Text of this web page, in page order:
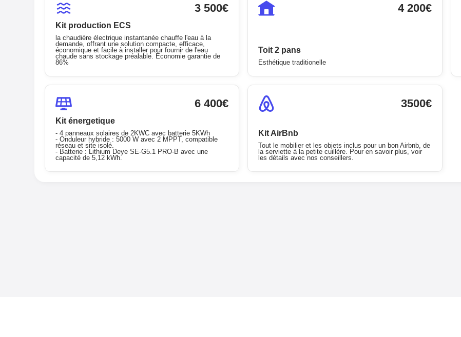
3 500€
Kit production ECS
la chaudière électrique instantanée chauffe l'eau à la
demande, offrant une solution compacte, efficace,
économique et facile à installer pour fournir de l'eau
chaude sans stockage préalable. Économie garantie de
86%
4 200€
Toit 2 pans
Esthétique traditionelle
6 400€
Kit énergetique
- 4 panneaux solaires de 2KWC avec batterie 5KWh
- Onduleur hybride : 5000 W avec 2 MPPT, compatible
réseau et site isolé.
- Batterie : Lithium Deye SE-G5.1 PRO-B avec une
capacité de 5,12 kWh.
3500€
Kit AirBnb
Tout le mobilier et les objets inclus pour un bon Airbnb, de
la serviette à la petite cuillère. Pour en savoir plus, voir
les détails avec nos conseillers.